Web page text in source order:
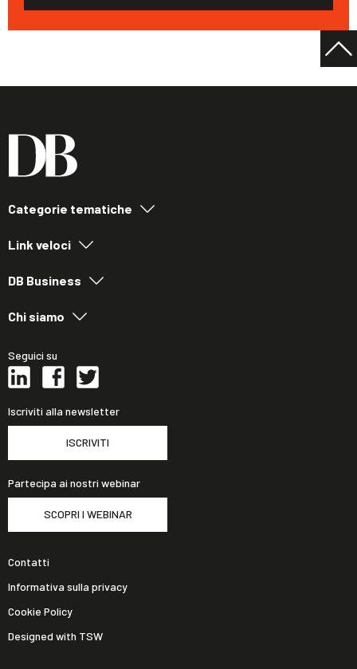
Categorie tematiche
Link veloci
DB Business
Chi siamo
Seguici su
Iscriviti alla newsletter
ISCRIVITI
Partecipa ai nostri webinar
SCOPRI I WEBINAR
Contatti
Informativa sulla privacy
Cookie Policy
Designed with TSW